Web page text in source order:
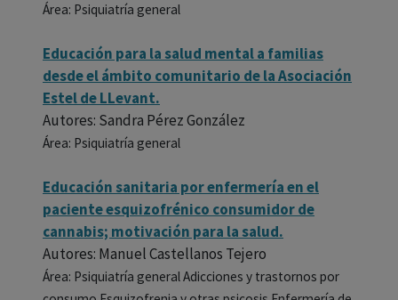
Área: Psiquiatría general
Educación para la salud mental a familias
desde el ámbito comunitario de la Asociación
Estel de LLevant.
Autores: Sandra Pérez González
Área: Psiquiatría general
Educación sanitaria por enfermería en el
paciente esquizofrénico consumidor de
cannabis; motivación para la salud.
Autores: Manuel Castellanos Tejero
Área: Psiquiatría general Adicciones y trastornos por